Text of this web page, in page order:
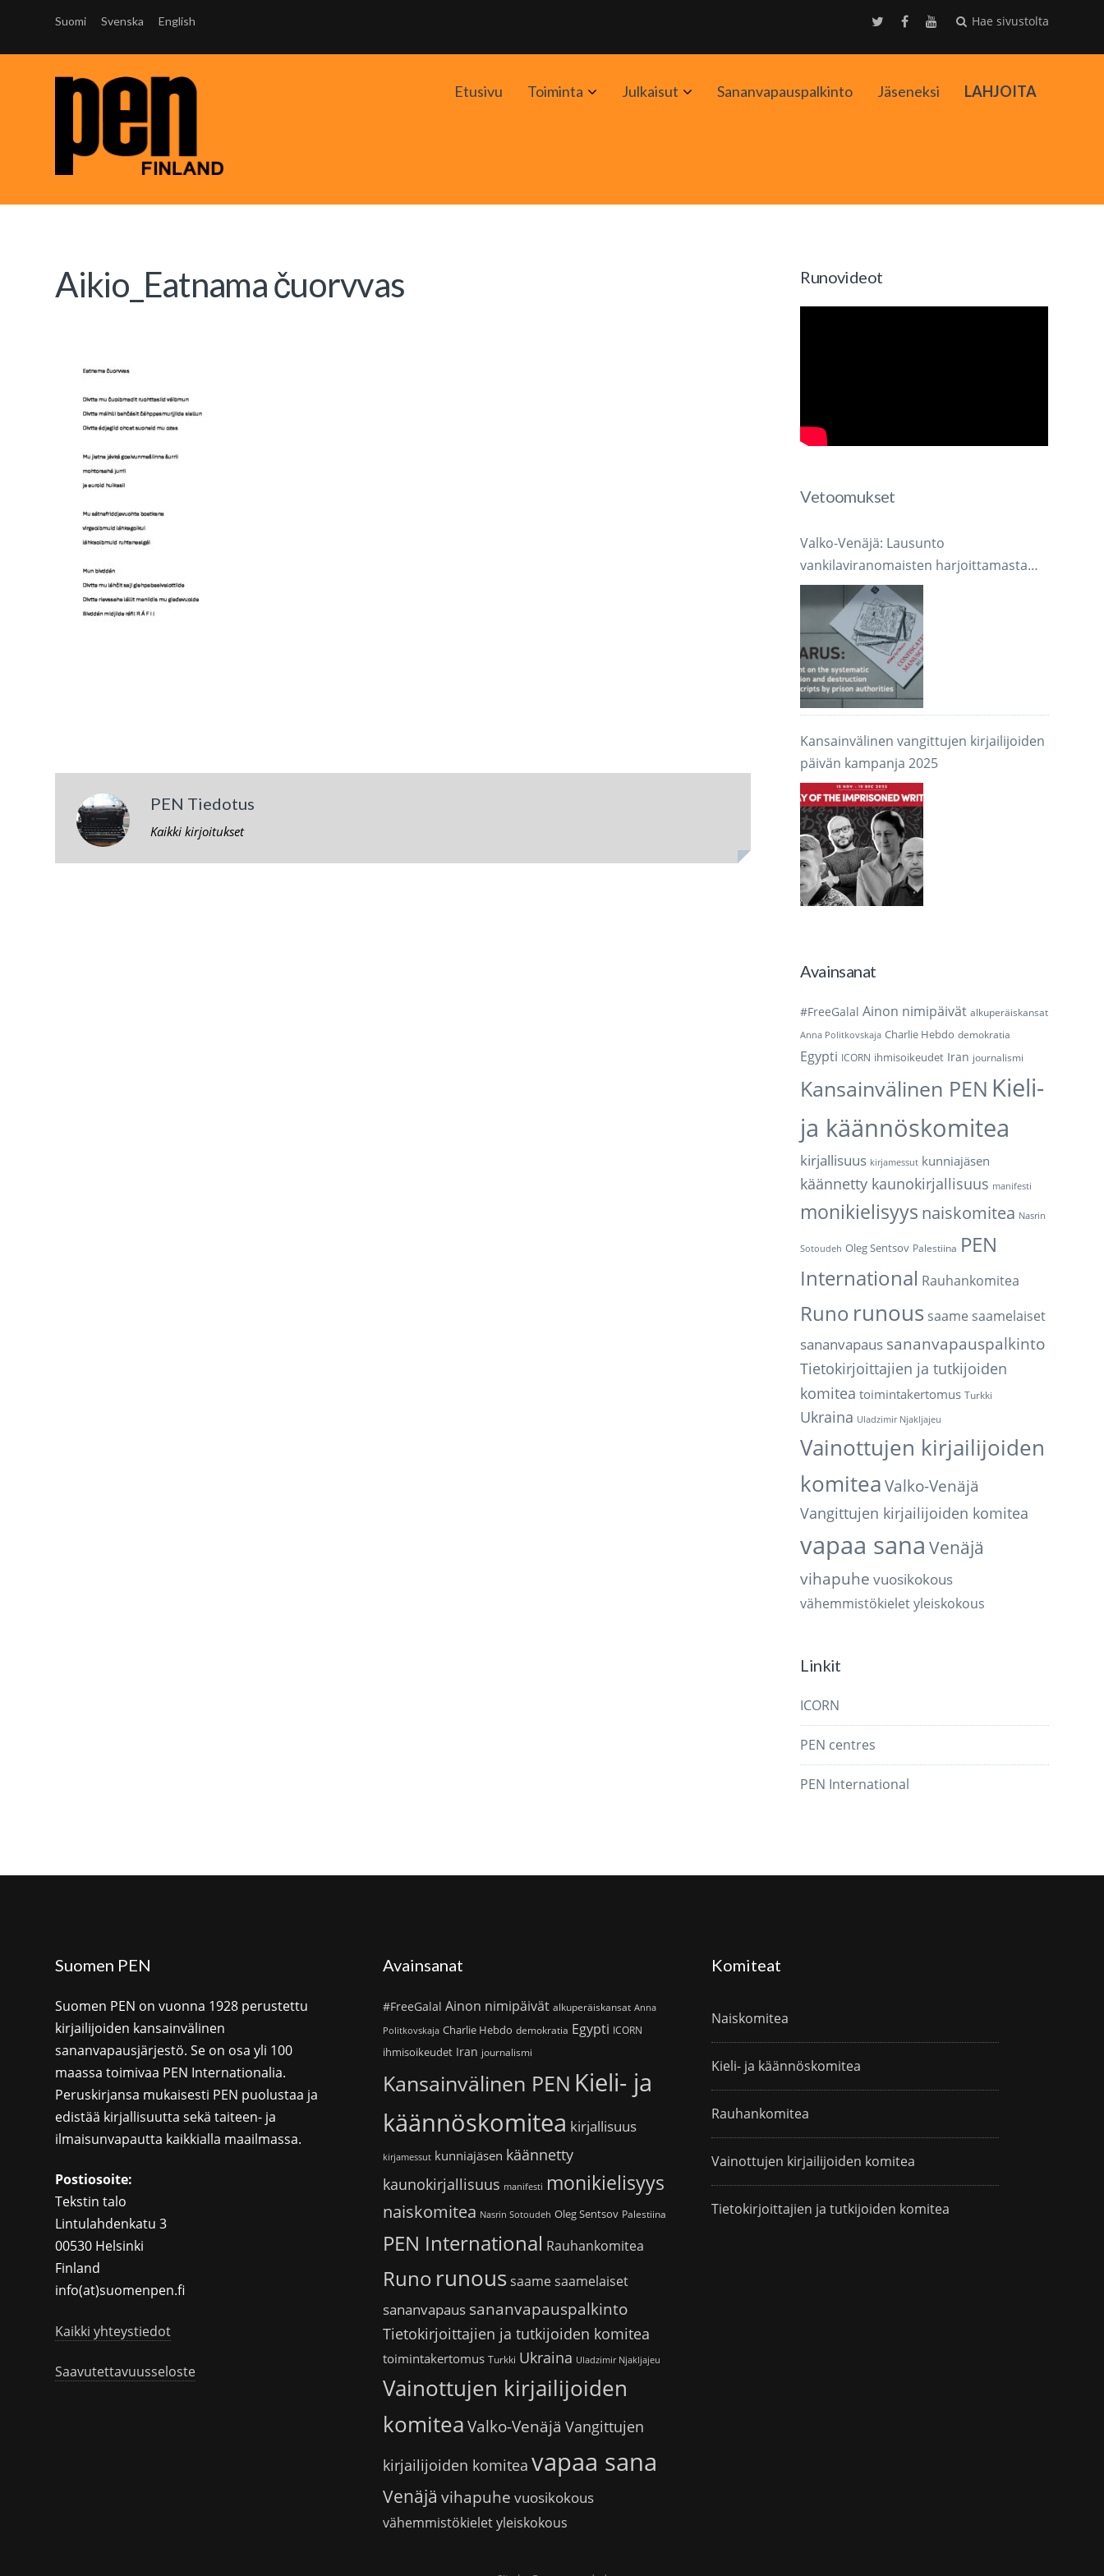
Suomi Svenska English Hae sivustolta
Etusivu Toiminta AvaaJulkaisut AvaaSananvapauspalkinto Jäseneksi LAHJOITA
Aikio_Eatnama čuorvvas
PEN Tiedotus
Kaikki kirjoitukset
Runovideot
Vetoomukset
Valko-Venäjä: Lausunto
vankilaviranomaisten harjoittamasta
järjestelmällisestä käsikirjoitusten
takavarikoinnista ja tuhoamisesta
Kansainvälinen vangittujen kirjailijoiden
päivän kampanja 2025
Avainsanat
#FreeGalal Ainon nimipäivät alkuperäiskansat
Anna Politkovskaja Charlie Hebdo demokratia
Egypti ICORN ihmisoikeudet Iran journalismi
Kansainvälinen PEN Kieli-
ja käännöskomitea
kirjallisuus kirjamessut kunniajäsen
käännetty kaunokirjallisuus manifesti
monikielisyys naiskomitea Nasrin
Sotoudeh Oleg Sentsov Palestiina PEN
International Rauhankomitea
Runo runous saame saamelaiset
sananvapaus sananvapauspalkinto
Tietokirjoittajien ja tutkijoiden
komitea toimintakertomus Turkki
Ukraina Uladzimir Njakljajeu
Vainottujen kirjailijoiden
komitea Valko-Venäjä
Vangittujen kirjailijoiden komitea
vapaa sana Venäjä
vihapuhe vuosikokous
vähemmistökieletyleiskokous
Linkit
ICORN
PEN centres
PEN International
Suomen PEN
Suomen PEN on vuonna 1928 perustettu
kirjailijoiden kansainvälinen
sananvapausjärjestö. Se on osa yli 100
maassa toimivaa PEN Internationalia.
Peruskirjansa mukaisesti PEN puolustaa ja
edistää kirjallisuutta sekä taiteen- ja
ilmaisunvapautta kaikkialla maailmassa.
Postiosoite:
Tekstin talo
Lintulahdenkatu 3
00530 Helsinki
Finland
info(at)suomenpen.fi
Kaikki yhteystiedot
Saavutettavuusseloste
Avainsanat
#FreeGalal Ainon nimipäivät alkuperäiskansat Anna
Politkovskaja Charlie Hebdo demokratia Egypti ICORN
ihmisoikeudet Iran journalismi
Kansainvälinen PEN Kieli- ja
käännöskomitea kirjallisuus
kirjamessut kunniajäsen käännetty
kaunokirjallisuus manifesti monikielisyys
naiskomitea Nasrin Sotoudeh Oleg Sentsov Palestiina
PEN International Rauhankomitea
Runo runoussaamesaamelaiset
sananvapaus sananvapauspalkinto
Tietokirjoittajien ja tutkijoiden komitea
toimintakertomus Turkki Ukraina Uladzimir Njakljajeu
Vainottujen kirjailijoiden
komitea Valko-Venäjä Vangittujen
kirjailijoiden komitea vapaa sana
Venäjä vihapuhe vuosikokous
vähemmistökieletyleiskokous
Komiteat
Naiskomitea
Kieli- ja käännöskomitea
Rauhankomitea
Vainottujen kirjailijoiden komitea
Tietokirjoittajien ja tutkijoiden komitea